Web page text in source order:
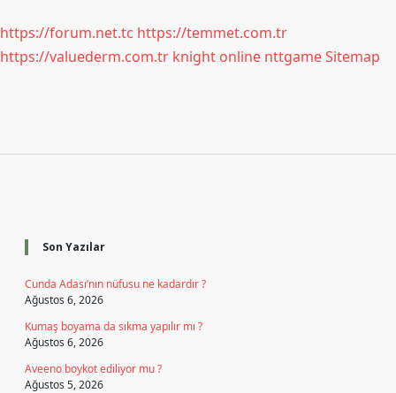
https://forum.net.tc https://temmet.com.tr
https://valuederm.com.tr knight online nttgameSitemap
Son Yazılar
Cunda Adası’nın nüfusu ne kadardır ?
Ağustos 6, 2026
Kumaş boyama da sıkma yapılır mı ?
Ağustos 6, 2026
Aveeno boykot ediliyor mu ?
Ağustos 5, 2026